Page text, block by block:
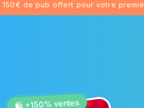
de pub offert pour votre première
🛍️ +150% ventes